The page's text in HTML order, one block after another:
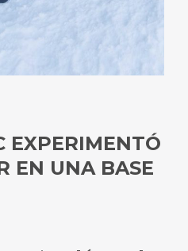
EXPERIMENTÓ
EN UNA BASE